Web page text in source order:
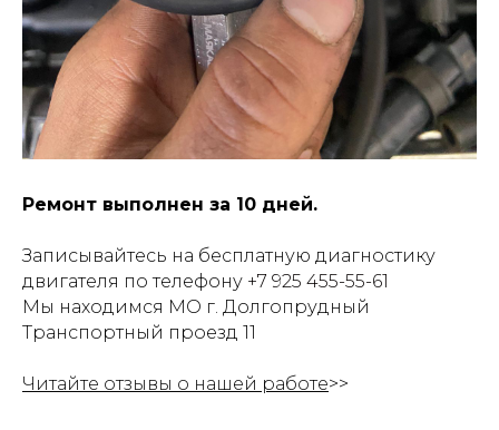
Ремонт выполнен за 10 дней.
Записывайтесь на бесплатную диагностику
двигателя по телефону +7 925 455-55-61
Мы находимся МО г. Долгопрудный
Транспортный проезд 11
Читайте отзывы о нашей работе>>